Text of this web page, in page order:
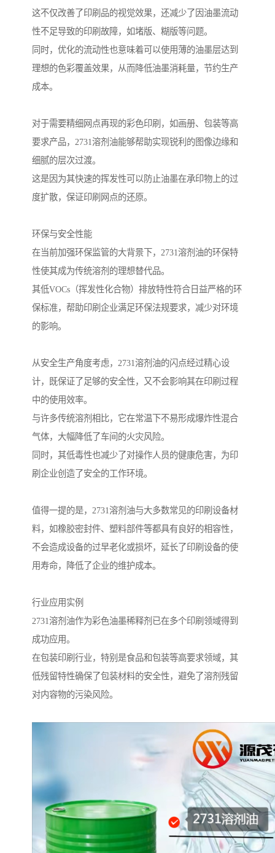
这不仅改善了印刷品的视觉效果，还减少了因油墨流动
性不足导致的印刷故障，如堵版、糊版等问题。
同时，优化的流动性也意味着可以使用薄的油墨层达到
理想的色彩覆盖效果，从而降低油墨消耗量，节约生产
成本。
对于需要精细网点再现的彩色印刷，如画册、包装等高
要求产品，2731溶剂油能够帮助实现锐利的图像边缘和
细腻的层次过渡。
这是因为其快速的挥发性可以防止油墨在承印物上的过
度扩散，保证印刷网点的还原。
环保与安全性能
在当前加强环保监管的大背景下，2731溶剂油的环保特
性使其成为传统溶剂的理想替代品。
其低VOCs（挥发性化合物）排放特性符合日益严格的环
保标准，帮助印刷企业满足环保法规要求，减少对环境
的影响。
从安全生产角度考虑，2731溶剂油的闪点经过精心设
计，既保证了足够的安全性，又不会影响其在印刷过程
中的使用效率。
与许多传统溶剂相比，它在常温下不易形成爆炸性混合
气体，大幅降低了车间的火灾风险。
同时，其低毒性也减少了对操作人员的健康危害，为印
刷企业创造了安全的工作环境。
值得一提的是，2731溶剂油与大多数常见的印刷设备材
料，如橡胶密封件、塑料部件等都具有良好的相容性，
不会造成设备的过早老化或损坏，延长了印刷设备的使
用寿命，降低了企业的维护成本。
行业应用实例
2731溶剂油作为彩色油墨稀释剂已在多个印刷领域得到
成功应用。
在包装印刷行业，特别是食品和包装等高要求领域，其
低残留特性确保了包装材料的安全性，避免了溶剂残留
对内容物的污染风险。